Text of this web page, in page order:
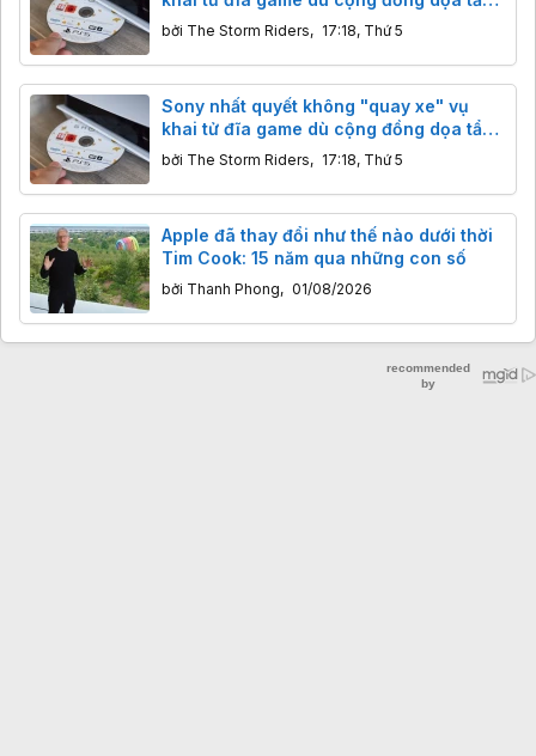
chay
bởi The Storm Riders, 17:18, Thứ 5
Sony nhất quyết không "quay xe" vụ
khai tử đĩa game dù cộng đồng dọa tẩy
chay
bởi The Storm Riders, 17:18, Thứ 5
Apple đã thay đổi như thế nào dưới thời
Tim Cook: 15 năm qua những con số
bởi Thanh Phong, 01/08/2026